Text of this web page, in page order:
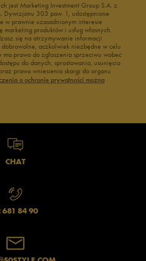
jest Marketing Investment Group S.A. z
Dywizjonu 303 paw. 1, udostępnione
w prawnie uzasadnionym interesie
produktów i usług własnych.
się na otrzymywanie informacji
aczkolwiek niezbędne w celu
prawo do zgłoszenia sprzeciwu wobec
do danych, sprostowania, usunięcia
prawo wniesienia skargi do organu
o ochronie prywatności można
CHAT
681 84 90